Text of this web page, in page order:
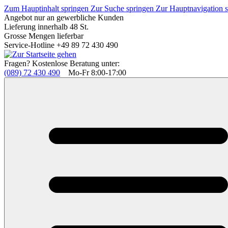
Zum Hauptinhalt springen Zur Suche springen Zur Hauptnavigation
Angebot nur an gewerbliche Kunden
Lieferung innerhalb 48 St.
Grosse Mengen lieferbar
Service-Hotline +49 89 72 430 490
Fragen? Kostenlose Beratung unter:
(089) 72 430 490
Mo-Fr 8:00-17:00